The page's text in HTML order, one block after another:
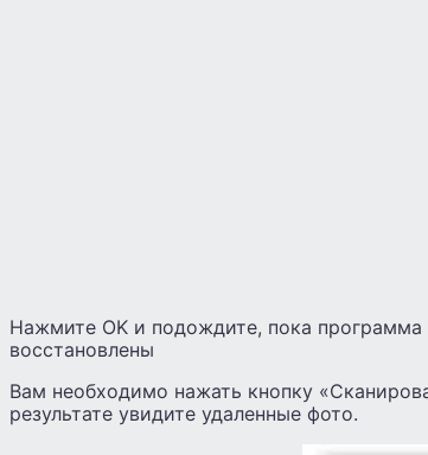
Нажмите OK и подождите, пока
восстановлены
Вам необходимо нажать кнопку
результате увидите удаленные фото.